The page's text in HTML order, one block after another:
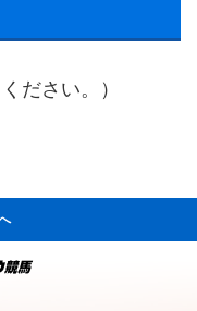
ださい。）